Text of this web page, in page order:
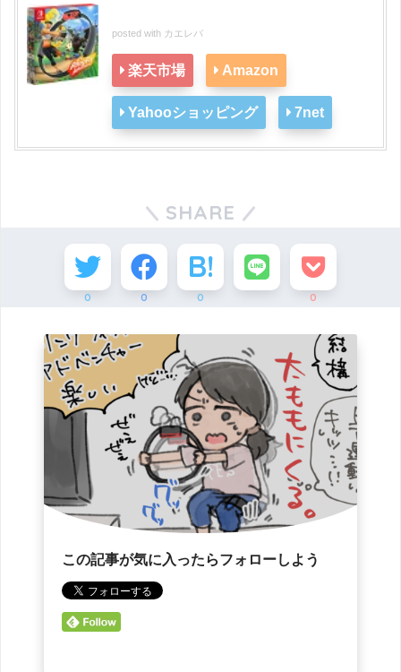
posted with カエレバ
楽天市場 Amazon
Yahooショッピング 7net
SHARE
0 0 0 0
この記事が気に入ったらフォローしよう